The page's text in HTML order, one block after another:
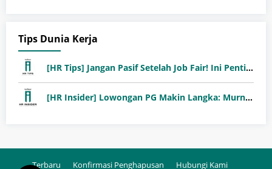
Tips Dunia Kerja
[HR Tips] Jangan Pasif Setelah Job Fair! Ini Pentingnya Follow-Up Setelah Job Fair
[HR Insider] Lowongan PG Makin Langka: Murni Seleksi atau Jalur Orang Dalam?
Terbaru Konfirmasi Penghapusan Hubungi Kami